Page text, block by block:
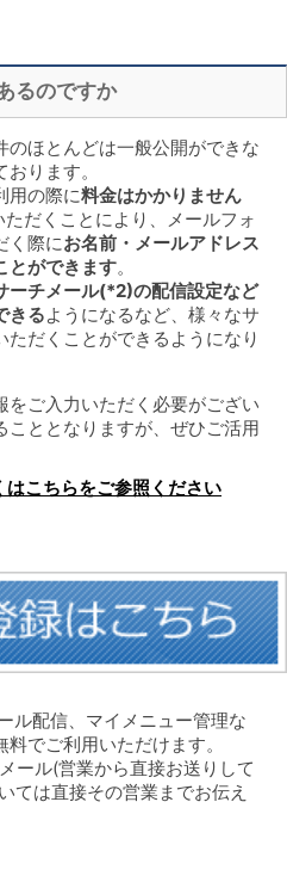
るのですか
のほとんどは一般公開ができな
ります。
用の際に料金はかかりません
だくことにより、メールフォ
く際にお名前・メールアドレス
とができます。
ーチメール(*2)の配信設定など
きるようになるなど、様々なサ
だくことができるようになり
ご入力いただく必要がござい
こととなりますが、ぜひご活用
こちらをご参照ください
ル配信、マイメニュー管理な
でご利用いただけます。
ール(営業から直接お送りして
ては直接その営業までお伝え